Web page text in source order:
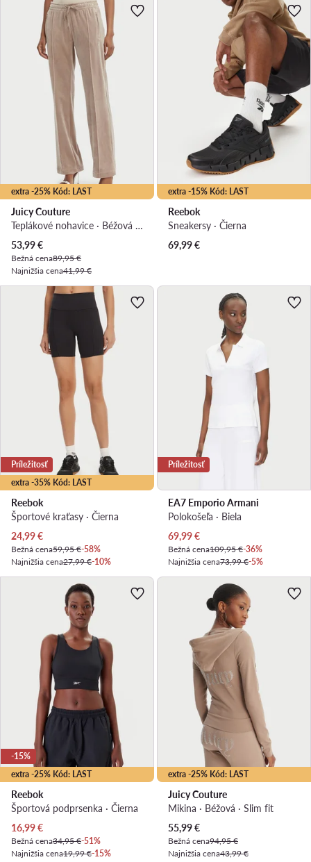
extra -25% Kód: LAST
Juicy Couture
Teplákové nohavice · Béžová · Regular fit
Aktuálna cena
53,99€
Bežná cena89,95 €
Najnižšia cena41,99 €
extra -15% Kód: LAST
Reebok
Sneakersy · Čierna
69,99€
extra -35% Kód: LAST
Príležitosť
Reebok
Športové kraťasy · Čierna
Aktuálna cena
24,99€
Bežná cena59,95 €-58%
Najnižšia cena27,99 €-10%
Príležitosť
EA7 Emporio Armani
Polokošeľa · Biela
Aktuálna cena
69,99€
Bežná cena109,95 €-36%
Najnižšia cena73,99 €-5%
extra -25% Kód: LAST
-15%
Reebok
Športová podprsenka · Čierna
Aktuálna cena
16,99€
Bežná cena34,95 €-51%
Najnižšia cena19,99 €-15%
extra -25% Kód: LAST
Juicy Couture
Mikina · Béžová · Slim fit
Aktuálna cena
55,99€
Bežná cena94,95 €
Najnižšia cena43,99 €